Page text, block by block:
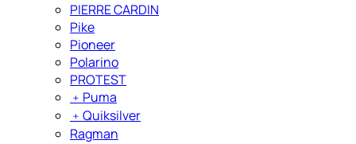
PIERRE CARDIN
Pike
Pioneer
Polarino
PROTEST
﹢ Puma
﹢ Quiksilver
Ragman